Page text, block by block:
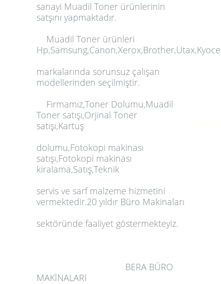
sanayi Muadil Toner ürünlerinin
satşını yapmaktadır.
Muadil Toner ürünleri
markalarında sorunsuz çalışan
modellerinden seçilmiştir.
Firmamız,Toner Dolumu,Muadil
Toner satışı,Orjinal Toner
satışı,Kartuş
dolumu,Fotokopi makinası
satışı,Fotokopi makinası
kiralama,Satış,Teknik
servis ve sarf malzeme hizmetini
vermektedir.20 yıldır Büro Makinaları
sektöründe faaliyet göstermekteyiz.
BERA BÜRO
MAKİNALARI